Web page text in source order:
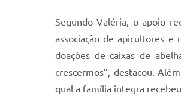
Segundo Valéria, o apoio
associação de apicultores
doações de caixas de
crescermos”, destacou.
qual a família integra